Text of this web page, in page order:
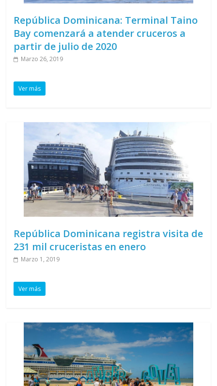
República Dominicana: Terminal Taino
Bay comenzará a atender cruceros a
partir de julio de 2020
Marzo 26, 2019
Ver más
República Dominicana registra visita de
231 mil cruceristas en enero
Marzo 1, 2019
Ver más